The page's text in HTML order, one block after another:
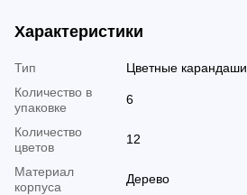
Характеристики
Тип
Цветные карандаши
Количество в
упаковке
6
Количество
цветов
12
Материал
корпуса
Дерево